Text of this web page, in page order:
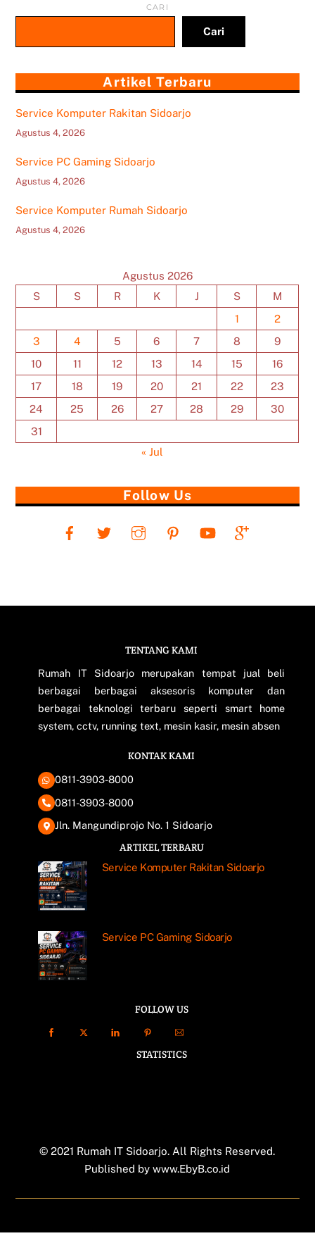
CARI
Cari
Artikel Terbaru
Service Komputer Rakitan Sidoarjo
Agustus 4, 2026
Service PC Gaming Sidoarjo
Agustus 4, 2026
Service Komputer Rumah Sidoarjo
Agustus 4, 2026
Agustus 2026
S
S R K J S
M
1
2
3
4 5 6 7 8
9
10
11 12 13 14 15
16
17
18 19 20 21 22
23
24
25 26 27 28 29
30
31
« Jul
Follow Us
TENTANG KAMI
Rumah IT Sidoarjo merupakan tempat jual beli
berbagai berbagai aksesoris komputer dan
berbagai teknologi terbaru seperti smart home
system, cctv, running text, mesin kasir, mesin absen
KONTAK KAMI
0811-3903-8000
0811-3903-8000
Jln. Mangundiprojo No. 1 Sidoarjo
ARTIKEL TERBARU
Service Komputer Rakitan Sidoarjo
Service PC Gaming Sidoarjo
FOLLOW US
STATISTICS
© 2021 Rumah IT Sidoarjo. All Rights Reserved.
Published by www.EbyB.co.id
Back
To
Top